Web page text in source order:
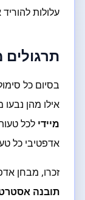
עלולות
תרגולים
בסיום כל
אילו מהן נבעו
מיידי לכל
אדפטיבי כל
זכרו, מבחן
תובנה